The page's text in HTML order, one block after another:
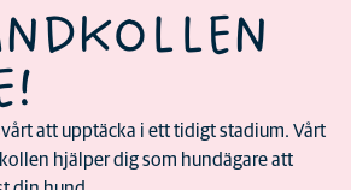
att upptäcka i ett tidigt stadium. Vårt
hjälper dig som hundägare att